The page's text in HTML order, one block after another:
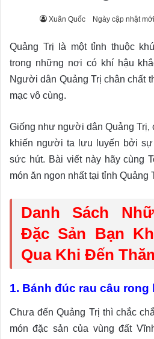
Xuân Quốc Ngày cập nhật
Quảng Trị là một tỉnh thuộc
trong những nơi có khí hậu
Người dân Quảng Trị chân chất
mạc vô cùng.
Giống như người dân Quảng Trị,
khiến người ta lưu luyến bởi
sức hút. Bài viết này hãy cùng
món ăn ngon nhất tại tỉnh Quảng
Danh Sách
Đặc Sản Bạn
Qua Khi Đến
1. Bánh đúc rau câu rong
Chưa đến Quảng Trị thì chắc
món đặc sản của vùng đất